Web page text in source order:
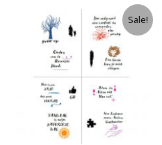
Sale!